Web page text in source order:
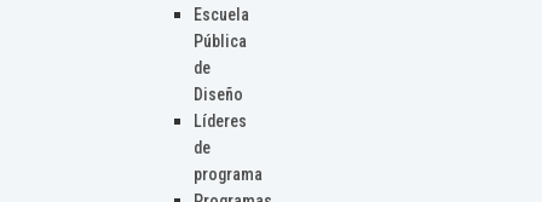
Escuela
Pública
de
Diseño
Líderes
de
programa